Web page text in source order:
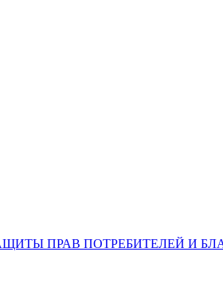
ПРАВ ПОТРЕБИТЕЛЕЙ И